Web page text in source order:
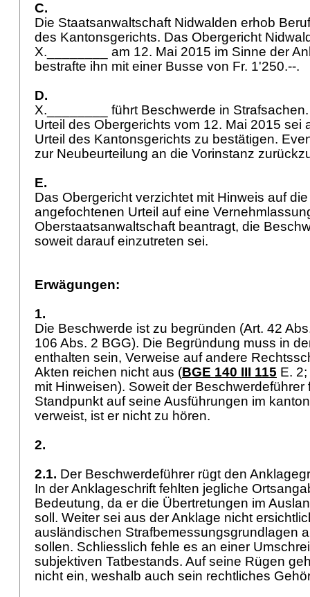
C.
Die Staatsanwaltschaft Nidwalden erhob
des Kantonsgerichts. Das Obergericht
X.________ am 12. Mai 2015 im Sinne der
bestrafte ihn mit einer Busse von Fr. 1'250.--.
D.
X.________ führt Beschwerde in
Urteil des Obergerichts vom 12. Mai 2015 sei
Urteil des Kantonsgerichts zu bestätigen.
zur Neubeurteilung an die Vorinstanz
E.
Das Obergericht verzichtet mit Hinweis auf
angefochtenen Urteil auf eine
Oberstaatsanwaltschaft beantragt, die
soweit darauf einzutreten sei.
Erwägungen:
1.
Die Beschwerde ist zu begründen (Art. 42
106 Abs. 2 BGG). Die Begründung muss in
enthalten sein, Verweise auf andere
Akten reichen nicht aus (BGE 140 III 115 E. 2;
mit Hinweisen). Soweit der Beschwerdeführer
Standpunkt auf seine Ausführungen im
verweist, ist er nicht zu hören.
2.
2.1. Der Beschwerdeführer rügt den
In der Anklageschrift fehlten jegliche
Bedeutung, da er die Übertretungen im
soll. Weiter sei aus der Anklage nicht
ausländischen Strafbemessungsgrundlagen
sollen. Schliesslich fehle es an einer
subjektiven Tatbestands. Auf seine Rügen
nicht ein, weshalb auch sein rechtliches